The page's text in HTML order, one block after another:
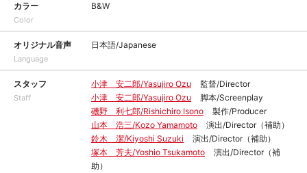
カラー
Color
B&W
オリジナル音声
Language
日本語/Japanese
スタッフ
Staff
小津 安二郎/Yasujiro Ozu
監督/Director
小津 安二郎/Yasujiro Ozu
脚本/Screenplay
磯野 利七郎/Rishichiro Isono
製作/Producer
山本 浩三/Kozo Yamamoto
演出/Director（補助）
鈴木 潔/Kiyoshi Suzuki
演出/Director（補助）
塚本 芳夫/Yoshio Tsukamoto
演出/Director（補
助）